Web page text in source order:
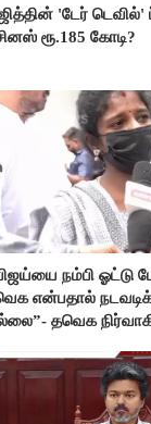
'டேர் டெவில்'
ரூ.185 கோடி?
நம்பி ஓட்டு
என்பதால்
தவெக